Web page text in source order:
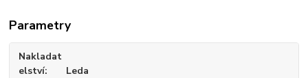
Parametry
Nakladat
elství
Leda